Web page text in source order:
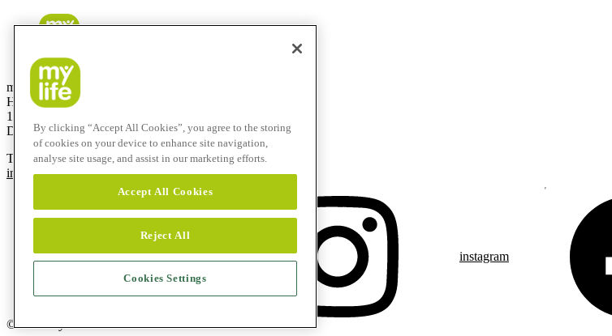
mylife Diabetes Care ApS
Hammerensgade 1, 2 sal
1267 København K
Denmark
T
+45 48 24 00 45
info@mylife-diabetescare.dk
instagram
© 2026 mylife Diabetes Care AG
By clicking “Accept All Cookies”, you agree to the storing
of cookies on your device to enhance site navigation,
analyse site usage, and assist in our marketing efforts.
Accept All Cookies
Reject All
Cookies Settings